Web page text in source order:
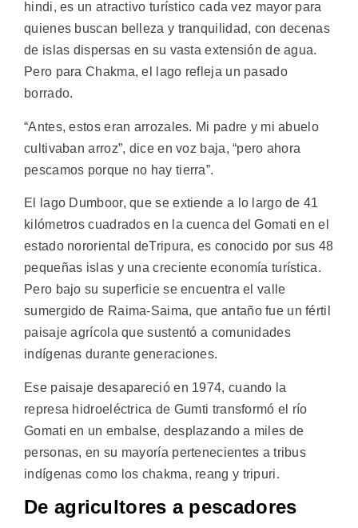
hindi, es un atractivo turístico cada vez mayor para
quienes buscan belleza y tranquilidad, con decenas
de islas dispersas en su vasta extensión de agua.
Pero para Chakma, el lago refleja un pasado
borrado.
“Antes, estos eran arrozales. Mi padre y mi abuelo
cultivaban arroz”, dice en voz baja, “pero ahora
pescamos porque no hay tierra”.
El lago Dumboor, que se extiende a lo largo de 41
kilómetros cuadrados en la cuenca del Gomati en el
estado nororiental deTripura, es conocido por sus 48
pequeñas islas y una creciente economía turística.
Pero bajo su superficie se encuentra el valle
sumergido de Raima-Saima, que antaño fue un fértil
paisaje agrícola que sustentó a comunidades
indígenas durante generaciones.
Ese paisaje desapareció en 1974, cuando la
represa hidroeléctrica de Gumti transformó el río
Gomati en un embalse, desplazando a miles de
personas, en su mayoría pertenecientes a tribus
indígenas como los chakma, reang y tripuri.
De agricultores a pescadores